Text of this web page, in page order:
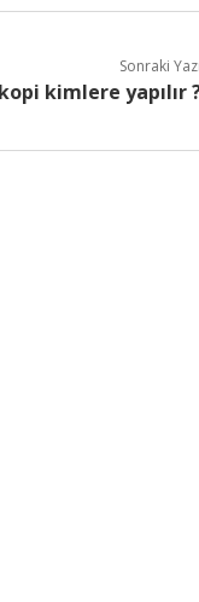
Sonraki
kimlere yapılır